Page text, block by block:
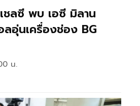
ลซี พบ เอซี มิลาน
อุ่นเครื่องช่อง BG
น.